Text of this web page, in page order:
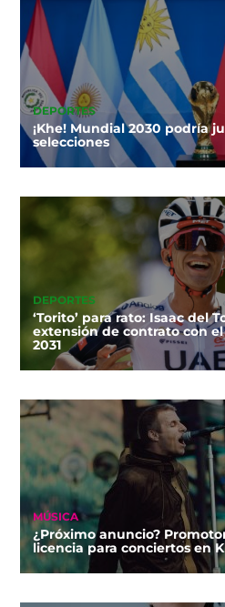
DEPORTES
¡Khe! Mundial 2030 podría
selecciones
DEPORTES
‘Torito’ para rato: Isaac del
extensión de contrato con el
2031
MÚSICA
¿Próximo anuncio?
licencia para conciertos en